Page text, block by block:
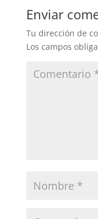
Enviar
Tu dirección de
Los campos